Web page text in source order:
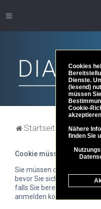
Startseite Portal
Cookie müssen akzeptiert
Sie müssen die Cookie-
bevor Sie sich entweder
falls Sie bereits registriert
anmelden können.
Cookies
Dienste.
(lesend)
müssen
Cookie-
Nähere
finden Sie